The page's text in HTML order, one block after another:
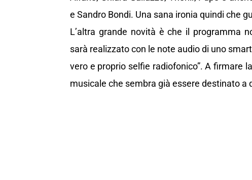
e Sandro Bondi. Una sana ironia quindi che
L’altra grande novità è che il programma
sarà realizzato con le note audio di uno
vero e proprio selfie radiofonico”. A firmare
musicale che sembra già essere destinato a